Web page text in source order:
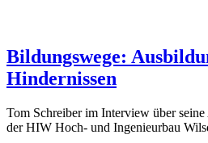
Bildungswege:
Hindernissen
Tom Schreiber im Interview über
der HIW Hoch- und Ingenieurbau